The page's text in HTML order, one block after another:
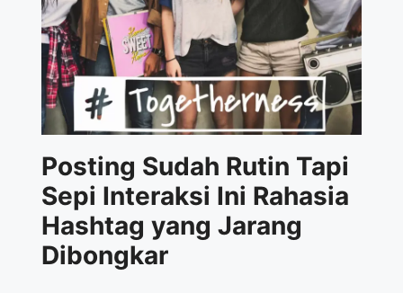
Posting Sudah Rutin Tapi
Sepi Interaksi Ini Rahasia
Hashtag yang Jarang
Dibongkar